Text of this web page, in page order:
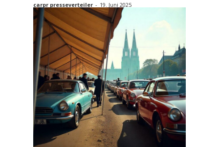
carpr presseverteiler - 19. Juni 2025